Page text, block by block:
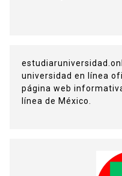
universidad en línea
página web
línea de México.